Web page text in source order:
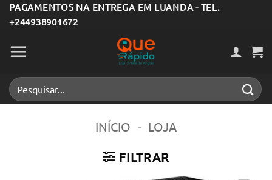
Skip
to
content
PAGAMENTOS NA ENTREGA EM LUANDA - TEL.
+244938901672
Pesquisar
por:
INÍCIO - LOJA
FILTRAR